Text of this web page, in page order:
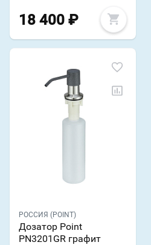
18 400 ₽
РОССИЯ (POINT)
Дозатор Point
PN3201GR графит